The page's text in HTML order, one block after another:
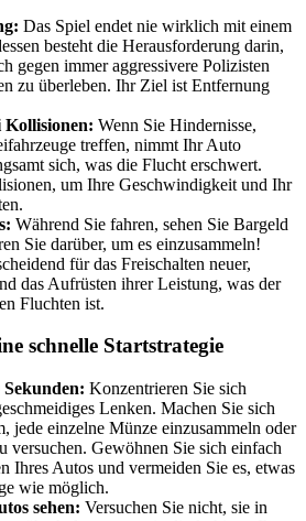
Das Spiel endet nie wirklich mit einem
besteht die Herausforderung darin,
gegen immer aggressivere Polizisten
zu überleben. Ihr Ziel ist Entfernung
Kollisionen: Wenn Sie Hindernisse,
treffen, nimmt Ihr Auto
sich, was die Flucht erschwert.
um Ihre Geschwindigkeit und Ihr
Während Sie fahren, sehen Sie Bargeld
Sie darüber, um es einzusammeln!
für das Freischalten neuer,
das Aufrüsten ihrer Leistung, was der
Fluchten ist.
schnelle Startstrategie
Konzentrieren Sie sich
Lenken. Machen Sie sich
jede einzelne Münze einzusammeln oder
versuchen. Gewöhnen Sie sich einfach
Ihres Autos und vermeiden Sie es, etwas
wie möglich.
sehen: Versuchen Sie nicht, sie in